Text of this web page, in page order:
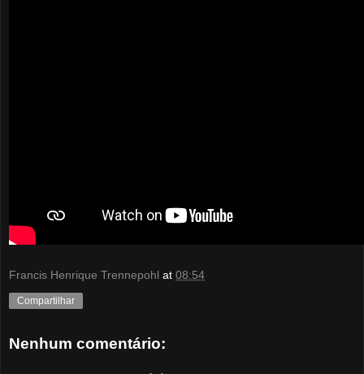
Francis Henrique Trennepohl at 08:54
Compartilhar
Nenhum comentário: